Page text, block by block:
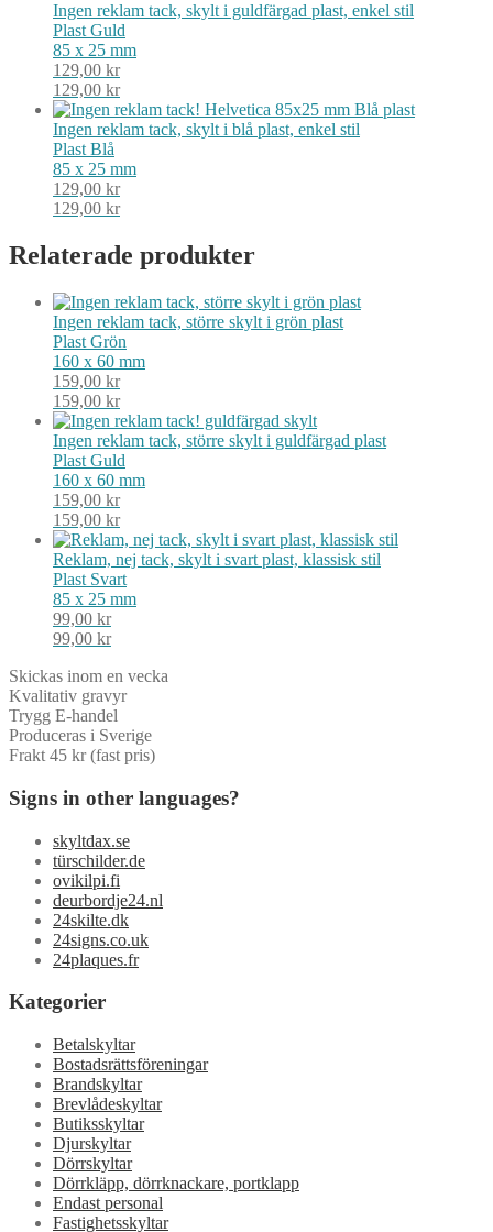
Ingen reklam tack, skylt i guldfärgad plast, enkel stil
Plast Guld
85 x 25 mm
129,00 kr
129,00 kr
Ingen reklam tack, skylt i blå plast, enkel stil
Plast Blå
85 x 25 mm
129,00 kr
129,00 kr
Relaterade produkter
Ingen reklam tack, större skylt i grön plast
Plast Grön
160 x 60 mm
159,00 kr
159,00 kr
Ingen reklam tack, större skylt i guldfärgad plast
Plast Guld
160 x 60 mm
159,00 kr
159,00 kr
Reklam, nej tack, skylt i svart plast, klassisk stil
Plast Svart
85 x 25 mm
99,00 kr
99,00 kr
Skickas inom en vecka
Kvalitativ gravyr
Trygg E-handel
Produceras i Sverige
Frakt 45 kr (fast pris)
Signs in other languages?
skyltdax.se
türschilder.de
ovikilpi.fi
deurbordje24.nl
24skilte.dk
24signs.co.uk
24plaques.fr
Kategorier
Betalskyltar
Bostadsrättsföreningar
Brandskyltar
Brevlådeskyltar
Butiksskyltar
Djurskyltar
Dörrskyltar
Dörrkläpp, dörrknackare, portklapp
Endast personal
Fastighetsskyltar